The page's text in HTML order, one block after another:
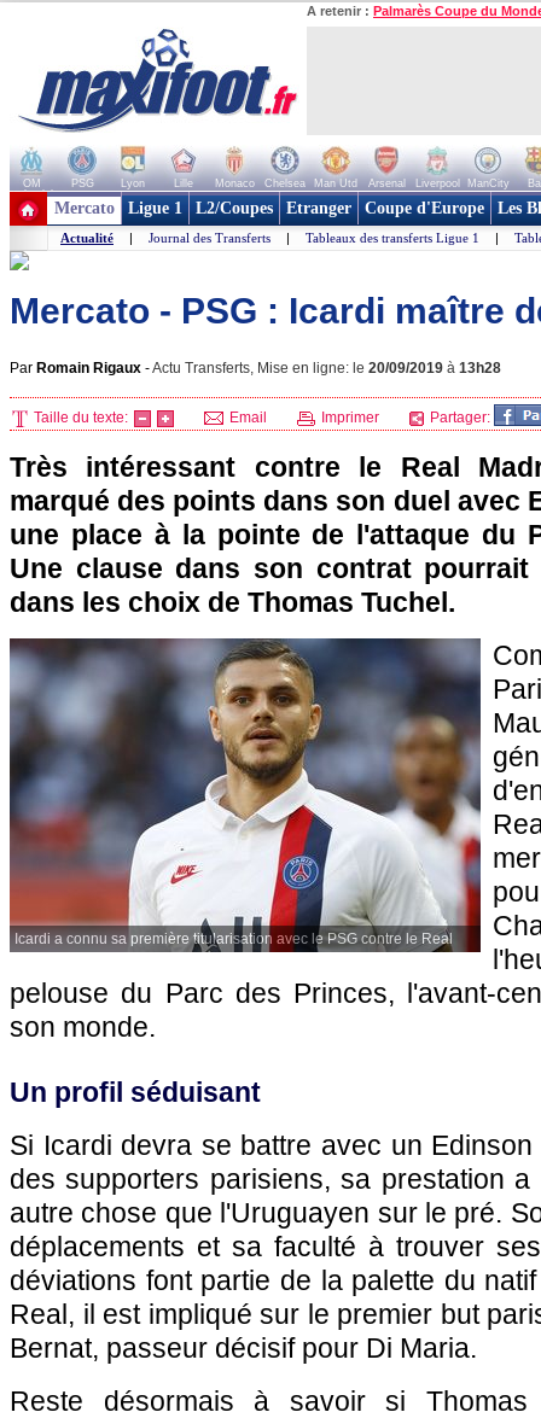
A retenir : Palmarès Coupe du
OM PSG Lyon Lille Monaco Chelsea Man Utd Arsenal Liverpool ManCity
+ de clubs
Mercato Ligue 1 L2/Coupes Etranger Coupe d'Europe Les
Actualité | Journal des Transferts | Tableaux des transferts Ligue 1 |
Mercato - PSG : Icardi maître
Par Romain Rigaux -Actu Transferts, Mise en ligne: le 20/09/2019 à 13h28
Taille du texte: Email Imprimer Partager:
Très intéressant contre le Real
marqué des points dans son duel avec
une place à la pointe de l'attaque du
Une clause dans son contrat
dans les choix de Thomas Tuchel.
Icardi a connu sa première titularisation avec le PSG contre le Real
pelouse du Parc des Princes, l'avant-
son monde.
Un profil séduisant
Si Icardi devra se battre avec un
des supporters parisiens, sa prestation a
autre chose que l'Uruguayen sur le pré.
déplacements et sa faculté à trouver
déviations font partie de la palette du
Real, il est impliqué sur le premier but
Bernat, passeur décisif pour Di Maria.
Reste désormais à savoir si